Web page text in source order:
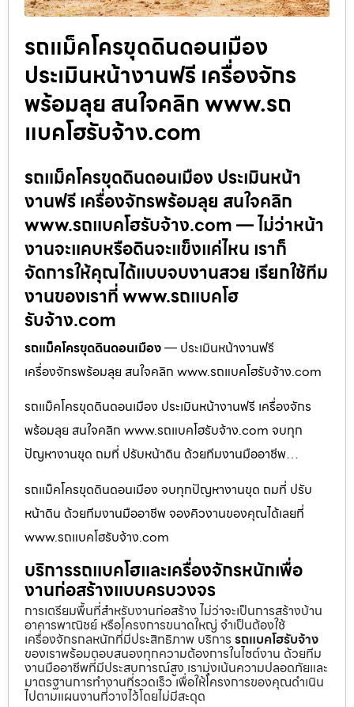
รถแม็คโครขุดดินดอนเมือง
ประเมินหน้างานฟรี เครื่องจักร
พร้อมลุย สนใจคลิก www.รถ
แบคโฮรับจ้าง.com
รถแม็คโครขุดดินดอนเมือง ประเมินหน้า
งานฟรี เครื่องจักรพร้อมลุย สนใจคลิก
www.รถแบคโฮรับจ้าง.com — ไม่ว่าหน้า
งานจะแคบหรือดินจะแข็งแค่ไหน เราก็
จัดการให้คุณได้แบบจบงานสวย เรียกใช้ทีม
งานของเราที่ www.รถแบคโฮ
รับจ้าง.com
รถแม็คโครขุดดินดอนเมือง— ประเมินหน้างานฟรี
เครื่องจักรพร้อมลุย สนใจคลิก www.รถแบคโฮรับจ้าง.com
รถแม็คโครขุดดินดอนเมือง ประเมินหน้างานฟรี เครื่องจักร
พร้อมลุย สนใจคลิก www.รถแบคโฮรับจ้าง.com จบทุก
ปัญหางานขุด ถมที่ ปรับหน้าดิน ด้วยทีมงานมืออาชีพ…
รถแม็คโครขุดดินดอนเมือง จบทุกปัญหางานขุด ถมที่ ปรับ
หน้าดิน ด้วยทีมงานมืออาชีพ จองคิวงานของคุณได้เลยที่
www.รถแบคโฮรับจ้าง.com
บริการรถแบคโฮและเครื่องจักรหนักเพื่อ
งานก่อสร้างแบบครบวงจร
การเตรียมพื้นที่สำหรับงานก่อสร้าง ไม่ว่าจะเป็นการสร้างบ้าน
อาคารพาณิชย์ หรือโครงการขนาดใหญ่ จำเป็นต้องใช้
เครื่องจักรกลหนักที่มีประสิทธิภาพ บริการ รถแบคโฮรับจ้าง
ของเราพร้อมตอบสนองทุกความต้องการในไซต์งาน ด้วยทีม
งานมืออาชีพที่มีประสบการณ์สูง เรามุ่งเน้นความปลอดภัยและ
มาตรฐานการทำงานที่รวดเร็ว เพื่อให้โครงการของคุณดำเนิน
ไปตามแผนงานที่วางไว้โดยไม่มีสะดุด